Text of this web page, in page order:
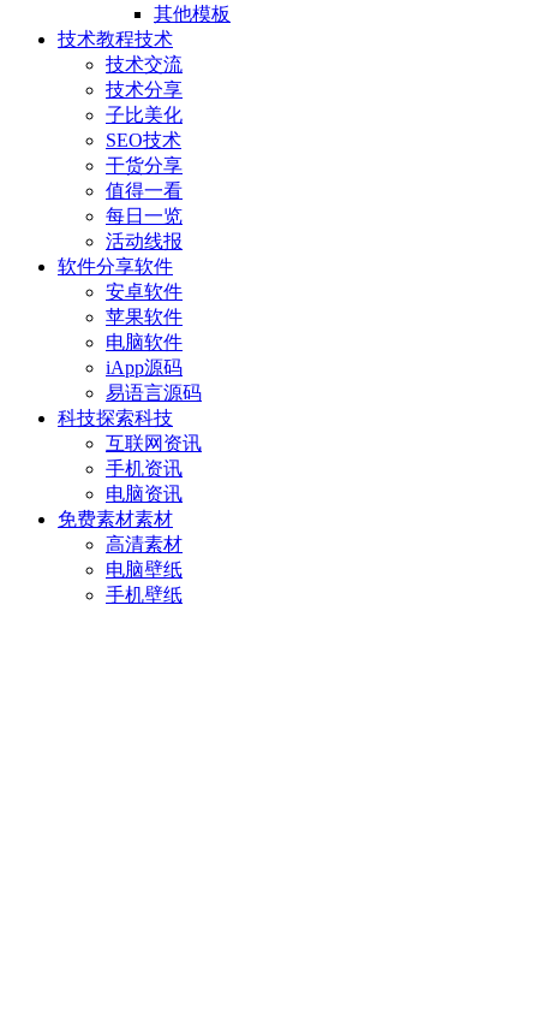
其他模板
技术教程技术
技术交流
技术分享
子比美化
SEO技术
干货分享
值得一看
每日一览
活动线报
软件分享软件
安卓软件
苹果软件
电脑软件
iApp源码
易语言源码
科技探索科技
互联网资讯
手机资讯
电脑资讯
免费素材素材
高清素材
电脑壁纸
手机壁纸